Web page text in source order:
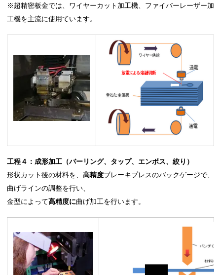
※超精密板金では、ワイヤーカット加工機、ファイバーレーザー加
工機を主流に使用ています。
工程４：成形加工（バーリング、タップ、エンボス、絞り）
形状カット後の材料を、 高精度ブレーキプレスのバックゲージで、
曲げラインの調整を行い、
金型によって高精度に曲げ加工を行います。